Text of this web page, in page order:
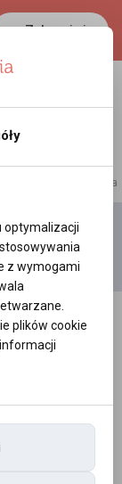
Zaloguj się
PLN
reklama
optymalizacji
z wymogami
plików cookie